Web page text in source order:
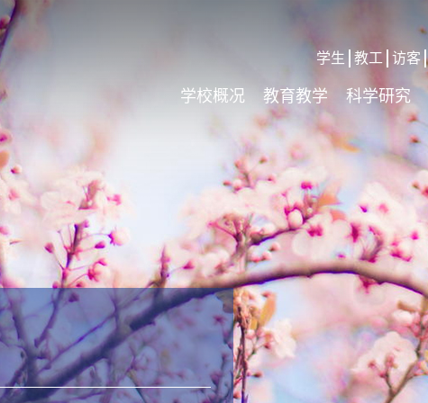
学生 教工 访客
学校概况 教育教学 科学研究